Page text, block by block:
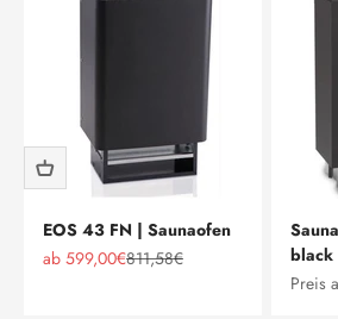
EOS 43 FN | Saunaofen
Angebot
ab 599,00€Regulärer Preis
811,58€
black
Preis